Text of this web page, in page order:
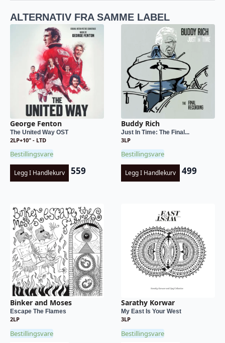
ALTERNATIV FRA SAMME LABEL
George Fenton
The United Way OST
2LP+10" - LTD
Bestillingsvare
Legg I Handlekurv 559
Buddy Rich
Just In Time: The Final...
3LP
Bestillingsvare
Legg I Handlekurv 499
Binker and Moses
Escape The Flames
2LP
Bestillingsvare
Sarathy Korwar
My East Is Your West
3LP
Bestillingsvare